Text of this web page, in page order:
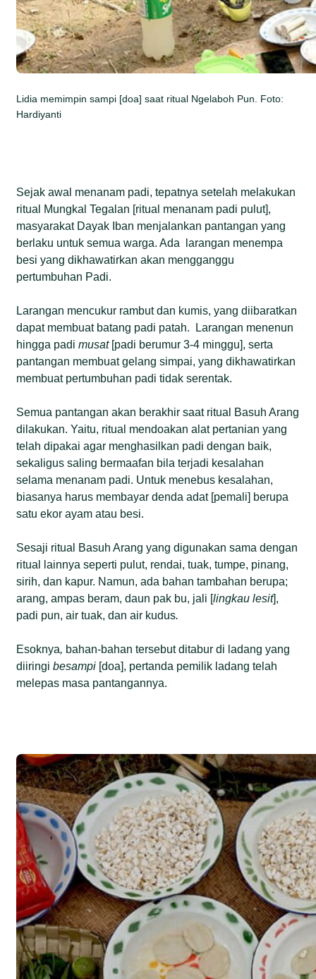
Lidia memimpin sampi [doa] saat ritual Ngelaboh Pun. Foto:
Hardiyanti
Sejak awal menanam padi, tepatnya setelah melakukan
ritual Mungkal Tegalan [ritual menanam padi pulut],
masyarakat Dayak Iban menjalankan pantangan yang
berlaku untuk semua warga. Ada larangan menempa
besi yang dikhawatirkan akan mengganggu
pertumbuhan Padi.
Larangan mencukur rambut dan kumis, yang diibaratkan
dapat membuat batang padi patah. Larangan menenun
hingga padimusat[padi berumur 3-4 minggu], serta
pantangan membuat gelang simpai, yang dikhawatirkan
membuat pertumbuhan padi tidak serentak.
Semua pantangan akan berakhir saat ritual Basuh Arang
dilakukan. Yaitu, ritual mendoakan alat pertanian yang
telah dipakai agar menghasilkan padi dengan baik,
sekaligus saling bermaafan bila terjadi kesalahan
selama menanam padi. Untuk menebus kesalahan,
biasanya harus membayar denda adat [pemali] berupa
satu ekor ayam atau besi.
Sesaji ritual Basuh Arang yang digunakan sama dengan
ritual lainnya seperti pulut, rendai, tuak, tumpe, pinang,
sirih, dan kapur. Namun, ada bahan tambahan berupa;
arang, ampas beram, daun pak bu, jali [lingkau lesit],
padi pun, air tuak, dan air kudus.
Esoknya, bahan-bahan tersebut ditabur di ladang yang
diiringibesampi [doa], pertanda pemilik ladang telah
melepas masa pantangannya.